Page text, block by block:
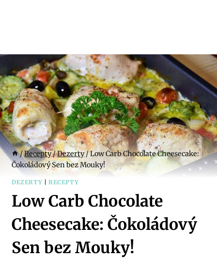
/Recepty/Dezerty/Low Carb Chocolate Cheesecake:
Čokoládový Sen bez Mouky!
DEZERTY RECEPTY
Low Carb Chocolate
Cheesecake: Čokoládový
Sen bez Mouky!